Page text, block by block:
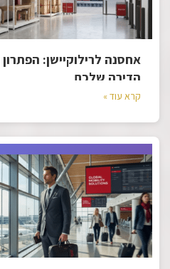
אחסנה לרילוקיישן:
הדירה שלכם
קרא עוד »